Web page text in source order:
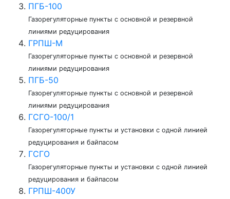
ПГБ-100
Газорегуляторные пункты с основной и резервной
линиями редуцирования
ГРПШ-М
Газорегуляторные пункты с основной и резервной
линиями редуцирования
ПГБ-50
Газорегуляторные пункты с основной и резервной
линиями редуцирования
ГСГО-100/1
Газорегуляторные пункты и установки с одной линией
редуцирования и байпасом
ГСГО
Газорегуляторные пункты и установки с одной линией
редуцирования и байпасом
ГРПШ-400У